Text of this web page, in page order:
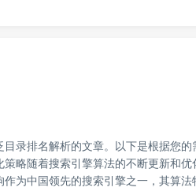
录排名解析的文章。以下是根据您的
略随着搜索引擎算法的不断更新和优
为中国领先的搜索引擎之一，其算